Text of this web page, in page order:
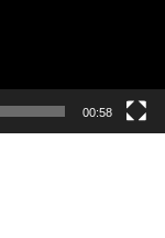
00:58